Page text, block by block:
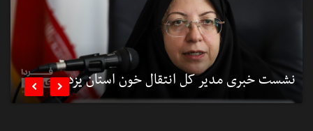
نشست خبری مدیر کل انتقال خون استان یزد  